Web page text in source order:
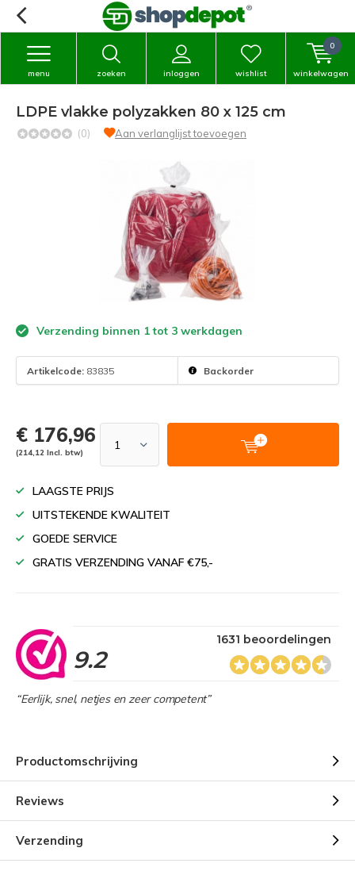
zoeken inloggen
menu wishlist winkelwagen
0
LDPE vlakke polyzakken 80 x 125 cm
(0) Aan verlanglijst toevoegen
Verzending binnen 1 tot 3 werkdagen
Artikelcode: 83835 Backorder
€ 176,96
(214,12 Incl. btw)
LAAGSTE PRIJS
UITSTEKENDE KWALITEIT
GOEDE SERVICE
GRATIS VERZENDING VANAF €75,-
9.2
1631 beoordelingen
“Eerlijk, snel, netjes en zeer competent”
Productomschrijving
Reviews
Verzending